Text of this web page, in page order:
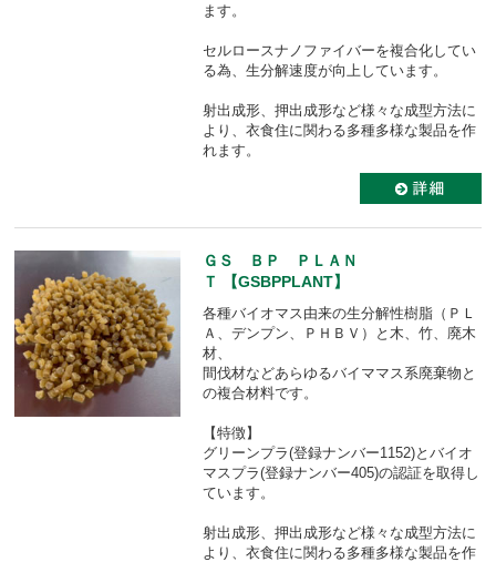
ます。
セルロースナノファイバーを複合化してい
る為、生分解速度が向上しています。
射出成形、押出成形など様々な成型方法に
より、衣食住に関わる多種多様な製品を作
れます。
ＧＳ ＢＰ ＰＬＡＮ
Ｔ 【GSBPPLANT】
各種バイオマス由来の生分解性樹脂（ＰＬ
Ａ、デンプン、ＰＨＢＶ）と木、竹、廃木
材、
間伐材などあらゆるバイママス系廃棄物と
の複合材料です。
【特徴】
グリーンプラ(登録ナンバー1152)とバイオ
マスプラ(登録ナンバー405)の認証を取得し
ています。
射出成形、押出成形など様々な成型方法に
より、衣食住に関わる多種多様な製品を作